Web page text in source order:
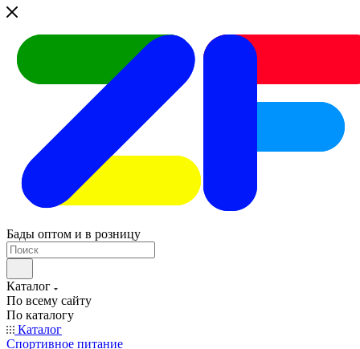
Бады оптом и в розницу
Каталог
По всему сайту
По каталогу
Каталог
Спортивное питание